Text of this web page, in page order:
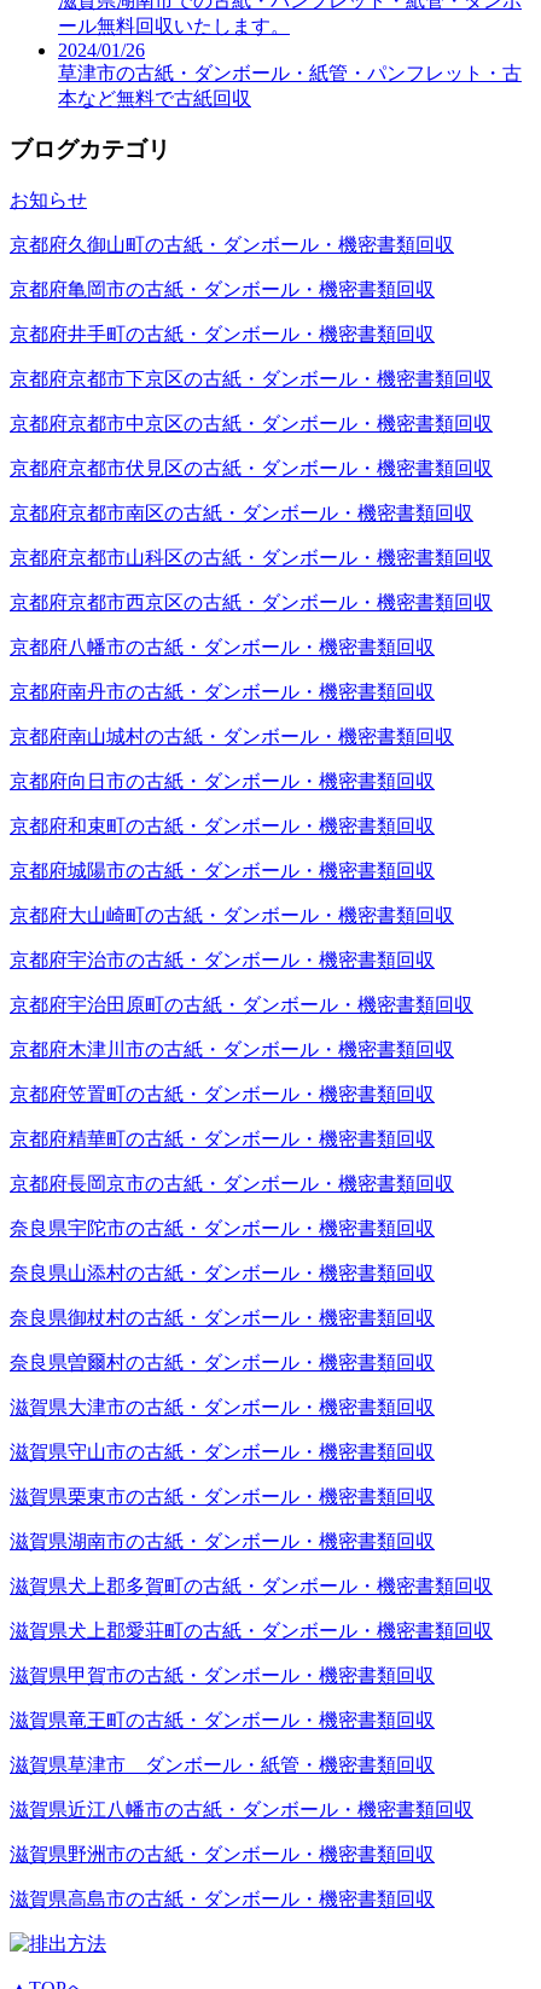
ール無料回収いたします。
2024/01/26
草津市の古紙・ダンボール・紙管・パンフレット・古
本など無料で古紙回収
ブログカテゴリ
お知らせ
京都府久御山町の古紙・ダンボール・機密書類回収
京都府亀岡市の古紙・ダンボール・機密書類回収
京都府井手町の古紙・ダンボール・機密書類回収
京都府京都市下京区の古紙・ダンボール・機密書類回収
京都府京都市中京区の古紙・ダンボール・機密書類回収
京都府京都市伏見区の古紙・ダンボール・機密書類回収
京都府京都市南区の古紙・ダンボール・機密書類回収
京都府京都市山科区の古紙・ダンボール・機密書類回収
京都府京都市西京区の古紙・ダンボール・機密書類回収
京都府八幡市の古紙・ダンボール・機密書類回収
京都府南丹市の古紙・ダンボール・機密書類回収
京都府南山城村の古紙・ダンボール・機密書類回収
京都府向日市の古紙・ダンボール・機密書類回収
京都府和束町の古紙・ダンボール・機密書類回収
京都府城陽市の古紙・ダンボール・機密書類回収
京都府大山崎町の古紙・ダンボール・機密書類回収
京都府宇治市の古紙・ダンボール・機密書類回収
京都府宇治田原町の古紙・ダンボール・機密書類回収
京都府木津川市の古紙・ダンボール・機密書類回収
京都府笠置町の古紙・ダンボール・機密書類回収
京都府精華町の古紙・ダンボール・機密書類回収
京都府長岡京市の古紙・ダンボール・機密書類回収
奈良県宇陀市の古紙・ダンボール・機密書類回収
奈良県山添村の古紙・ダンボール・機密書類回収
奈良県御杖村の古紙・ダンボール・機密書類回収
奈良県曽爾村の古紙・ダンボール・機密書類回収
滋賀県大津市の古紙・ダンボール・機密書類回収
滋賀県守山市の古紙・ダンボール・機密書類回収
滋賀県栗東市の古紙・ダンボール・機密書類回収
滋賀県湖南市の古紙・ダンボール・機密書類回収
滋賀県犬上郡多賀町の古紙・ダンボール・機密書類回収
滋賀県犬上郡愛荘町の古紙・ダンボール・機密書類回収
滋賀県甲賀市の古紙・ダンボール・機密書類回収
滋賀県竜王町の古紙・ダンボール・機密書類回収
滋賀県草津市 ダンボール・紙管・機密書類回収
滋賀県近江八幡市の古紙・ダンボール・機密書類回収
滋賀県野洲市の古紙・ダンボール・機密書類回収
滋賀県高島市の古紙・ダンボール・機密書類回収